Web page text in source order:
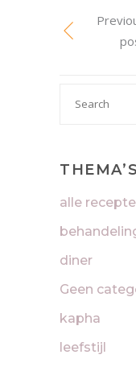
THEMA’S
alle
diner
Geen
kapha
leefstijl